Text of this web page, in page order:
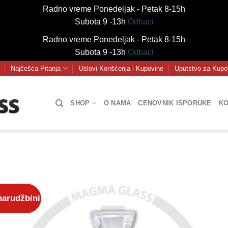
Radno vreme Ponedeljak - Petak 8-15h
Subota 9 -13h Odbaci
Radno vreme Ponedeljak - Petak 8-15h
Subota 9 -13h Odbaci
Najčešća Pitanja Uslovi Korišćenja i Kupovine Uputstvo za
SHOP O NAMA CENOVNIK ISPORUKE